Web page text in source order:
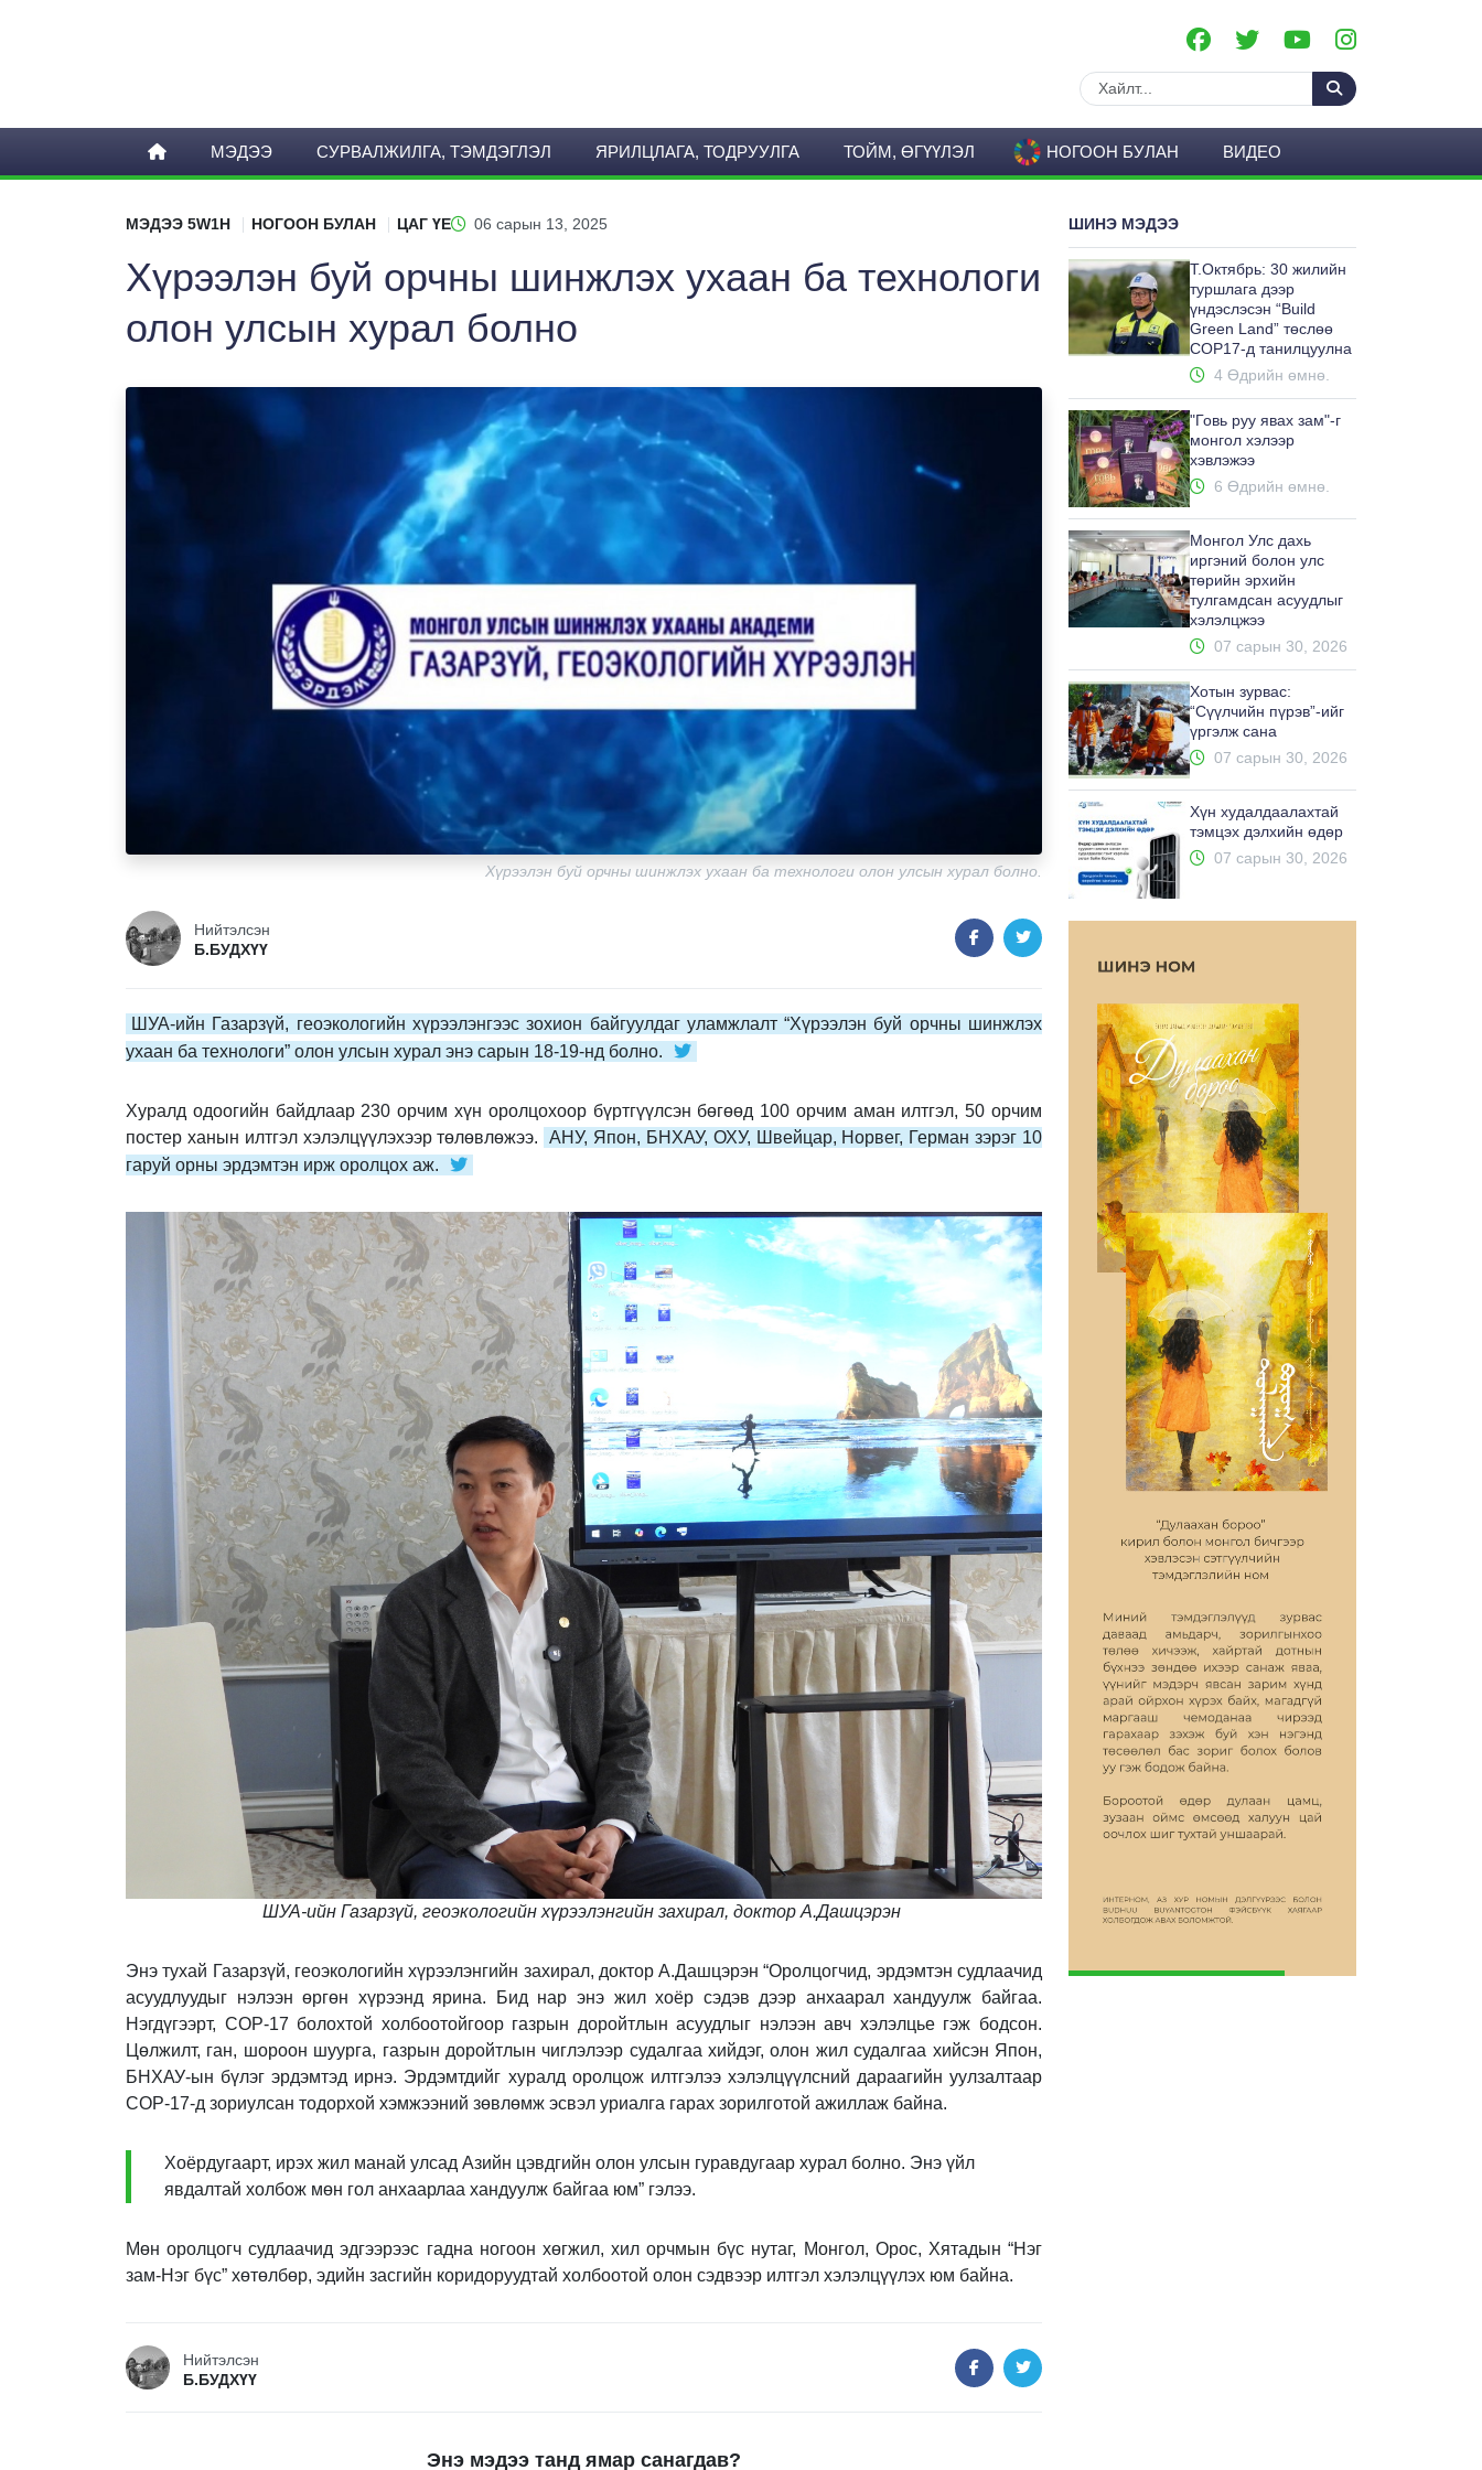
МЭДЭЭ СУРВАЛЖИЛГА, ТЭМДЭГЛЭЛ ЯРИЛЦЛАГА, ТОДРУУЛГА ТОЙМ, ӨГҮҮЛЭЛ НОГООН БУЛАН ВИДЕО
МЭДЭЭ 5W1H НОГООН БУЛАН ЦАГ ҮЕ 06 сарын 13, 2025
Хүрээлэн буй орчны шинжлэх ухаан ба технологи
олон улсын хурал болно
Хүрээлэн буй орчны шинжлэх ухаан ба технологи олон улсын хурал болно.
Нийтэлсэн
Б.БУДХҮҮ
ШУА-ийн Газарзүй, геоэкологийн хүрээлэнгээс зохион байгуулдаг уламжлалт “Хүрээлэн буй орчны шинжлэх
ухаан ба технологи” олон улсын хурал энэ сарын 18-19-нд болно.
Хуралд одоогийн байдлаар 230 орчим хүн оролцохоор бүртгүүлсэн бөгөөд 100 орчим аман илтгэл, 50 орчим
постер ханын илтгэл хэлэлцүүлэхээр төлөвлөжээ.
АНУ, Япон, БНХАУ, ОХУ, Швейцар, Норвег, Герман зэрэг 10
гаруй орны эрдэмтэн ирж оролцох аж.
ШУА-ийн Газарзүй, геоэкологийн хүрээлэнгийн захирал, доктор А.Дашцэрэн
Энэ тухай Газарзүй, геоэкологийн хүрээлэнгийн захирал, доктор А.Дашцэрэн “Оролцогчид, эрдэмтэн судлаачид
асуудлуудыг нэлээн өргөн хүрээнд ярина. Бид нар энэ жил хоёр сэдэв дээр анхаарал хандуулж байгаа.
Нэгдүгээрт, СОР-17 болохтой холбоотойгоор газрын доройтлын асуудлыг нэлээн авч хэлэлцье гэж бодсон.
Цөлжилт, ган, шороон шуурга, газрын доройтлын чиглэлээр судалгаа хийдэг, олон жил судалгаа хийсэн Япон,
БНХАУ-ын бүлэг эрдэмтэд ирнэ. Эрдэмтдийг хуралд оролцож илтгэлээ хэлэлцүүлсний дараагийн уулзалтаар
СОР-17-д зориулсан тодорхой хэмжээний зөвлөмж эсвэл уриалга гарах зорилготой ажиллаж байна.
Хоёрдугаарт, ирэх жил манай улсад Азийн цэвдгийн олон улсын гуравдугаар хурал болно. Энэ үйл
явдалтай холбож мөн гол анхаарлаа хандуулж байгаа юм” гэлээ.
Мөн оролцогч судлаачид эдгээрээс гадна ногоон хөгжил, хил орчмын бүс нутаг, Монгол, Орос, Хятадын “Нэг
зам-Нэг бүс” хөтөлбөр, эдийн засгийн коридоруудтай холбоотой олон сэдвээр илтгэл хэлэлцүүлэх юм байна.
Нийтэлсэн
Б.БУДХҮҮ
Энэ мэдээ танд ямар санагдав?
ШИНЭ МЭДЭЭ
Т.Октябрь: 30 жилийн
туршлага дээр
үндэслэсэн “Build
Green Land” төслөө
COP17-д танилцуулна
4 Өдрийн өмнө.
"Говь руу явах зам"-г
монгол хэлээр
хэвлэжээ
6 Өдрийн өмнө.
Монгол Улс дахь
иргэний болон улс
төрийн эрхийн
тулгамдсан асуудлыг
хэлэлцжээ
07 сарын 30, 2026
Хотын зурвас:
“Сүүлчийн пүрэв”-ийг
үргэлж сана
07 сарын 30, 2026
Хүн худалдаалахтай
тэмцэх дэлхийн өдөр
07 сарын 30, 2026